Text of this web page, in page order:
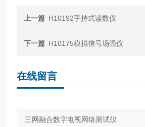
上一篇 H10192手持式读数仪
下一篇 H10175模拟信号场强仪
在线留言